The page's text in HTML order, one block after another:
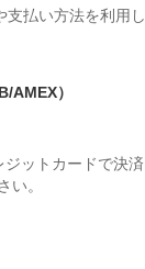
支払い方法を利用し
AMEX）
ットカードで決済
い。